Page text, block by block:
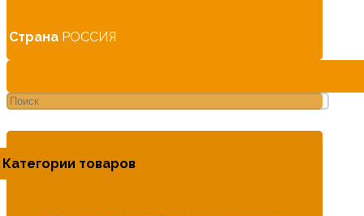
Страна РОССИЯ
Категории товаров